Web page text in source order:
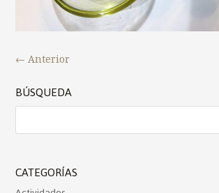
←Anterior
BÚSQUEDA
CATEGORÍAS